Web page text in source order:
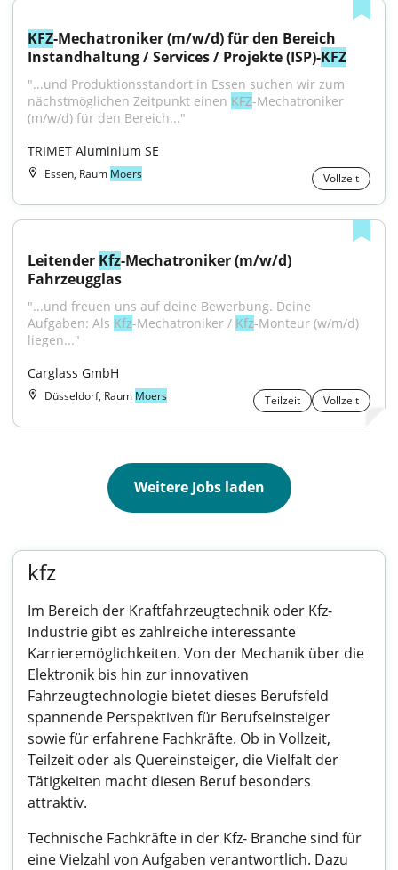
KFZ-Mechatroniker (m/w/d) für den Bereich
Instandhaltung / Services / Projekte (ISP)-KFZ
"...und Produktionsstandort in Essen suchen wir zum
nächstmöglichen Zeitpunkt einen KFZ-Mechatroniker
(m/w/d) für den Bereich..."
TRIMET Aluminium SE
Essen, Raum Moers Vollzeit
Leitender Kfz-Mechatroniker (m/w/d)
Fahrzeugglas
"...und freuen uns auf deine Bewerbung. Deine
Aufgaben: Als Kfz-Mechatroniker / Kfz-Monteur (w/m/d)
liegen..."
Carglass GmbH
Düsseldorf, Raum Moers Teilzeit Vollzeit
Weitere Jobs laden
kfz
Im Bereich der Kraftfahrzeugtechnik oder Kfz-
Industrie gibt es zahlreiche interessante
Karrieremöglichkeiten. Von der Mechanik über die
Elektronik bis hin zur innovativen
Fahrzeugtechnologie bietet dieses Berufsfeld
spannende Perspektiven für Berufseinsteiger
sowie für erfahrene Fachkräfte. Ob in Vollzeit,
Teilzeit oder als Quereinsteiger, die Vielfalt der
Tätigkeiten macht diesen Beruf besonders
attraktiv.
Technische Fachkräfte in der Kfz- Branche sind für
eine Vielzahl von Aufgaben verantwortlich. Dazu